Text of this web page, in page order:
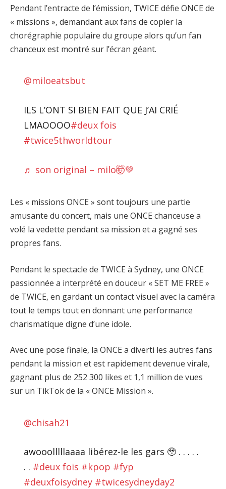
Pendant l’entracte de l’émission, TWICE défie ONCE de
« missions », demandant aux fans de copier la
chorégraphie populaire du groupe alors qu’un fan
chanceux est montré sur l’écran géant.
@miloeatsbut
ILS L’ONT SI BIEN FAIT QUE J’AI CRIÉ
LMAOOOO#deux fois
#twice5thworldtour
♬ son original – milo🤯💚
Les « missions ONCE » sont toujours une partie
amusante du concert, mais une ONCE chanceuse a
volé la vedette pendant sa mission et a gagné ses
propres fans.
Pendant le spectacle de TWICE à Sydney, une ONCE
passionnée a interprété en douceur « SET ME FREE »
de TWICE, en gardant un contact visuel avec la caméra
tout le temps tout en donnant une performance
charismatique digne d’une idole.
Avec une pose finale, la ONCE a diverti les autres fans
pendant la mission et est rapidement devenue virale,
gagnant plus de 252 300 likes et 1,1 million de vues
sur un TikTok de la « ONCE Mission ».
@chisah21
awooolllllaaaa libérez-le les gars 🥹 . . . . .
. . #deux fois #kpop #fyp
#deuxfoisydney #twicesydneyday2